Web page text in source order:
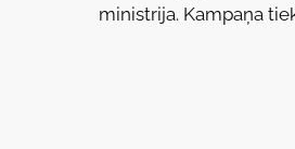
ministrija. Kampaņa